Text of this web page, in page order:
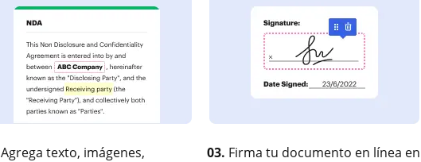
Agrega texto, imágenes,
03. Firma tu documento en línea en